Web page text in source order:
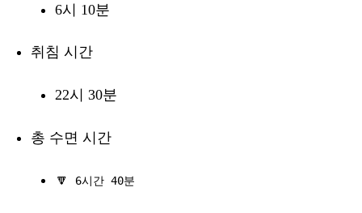
6시 10분
취침 시간
22시 30분
총 수면 시간
🔽 6시간 40분